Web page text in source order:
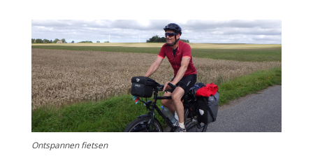
Ontspannen fietsen